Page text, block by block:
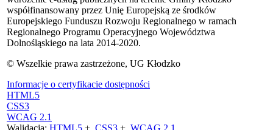
współfinansowany przez Unię Europejską ze środków
Europejskiego Funduszu Rozwoju Regionalnego w ramach
Regionalnego Programu Operacyjnego Województwa
Dolnośląskiego na lata 2014-2020.
© Wszelkie prawa zastrzeżone, UG Kłodzko
Informacje o certyfikacie dostępności
HTML5
CSS3
WCAG 2.1
Walidacja: HTML5 + CSS3 + WCAG 2.1